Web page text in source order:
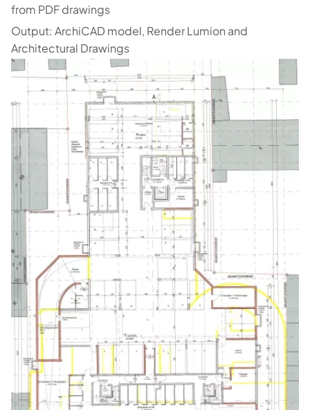
from PDF drawings
Output: ArchiCAD model, Render Lumion and
Architectural Drawings